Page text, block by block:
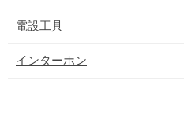
電設工具
インターホン